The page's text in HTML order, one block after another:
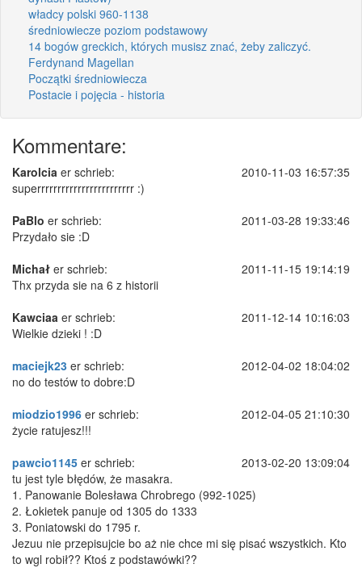
władcy polski 960-1138
średniowiecze poziom podstawowy
14 bogów greckich, których musisz znać, żeby zaliczyć.
Ferdynand Magellan
Początki średniowiecza
Postacie i pojęcia - historia
Kommentare:
Karolcia er schrieb:
2010-11-03 16:57:35
superrrrrrrrrrrrrrrrrrrrrrrr :)
PaBlo er schrieb:
2011-03-28 19:33:46
Przydało sie :D
Michał er schrieb:
2011-11-15 19:14:19
Thx przyda sie na 6 z historii
Kawciaa er schrieb:
2011-12-14 10:16:03
Wielkie dzieki ! :D
maciejk23 er schrieb:
2012-04-02 18:04:02
no do testów to dobre:D
miodzio1996 er schrieb:
2012-04-05 21:10:30
życie ratujesz!!!
pawcio1145 er schrieb:
2013-02-20 13:09:04
tu jest tyle błędów, że masakra.
1. Panowanie Bolesława Chrobrego (992-1025)
2. Łokietek panuje od 1305 do 1333
3. Poniatowski do 1795 r.
Jezuu nie przepisujcie bo aż nie chce mi się pisać wszystkich. Kto
to wgl robił?? Ktoś z podstawówki??